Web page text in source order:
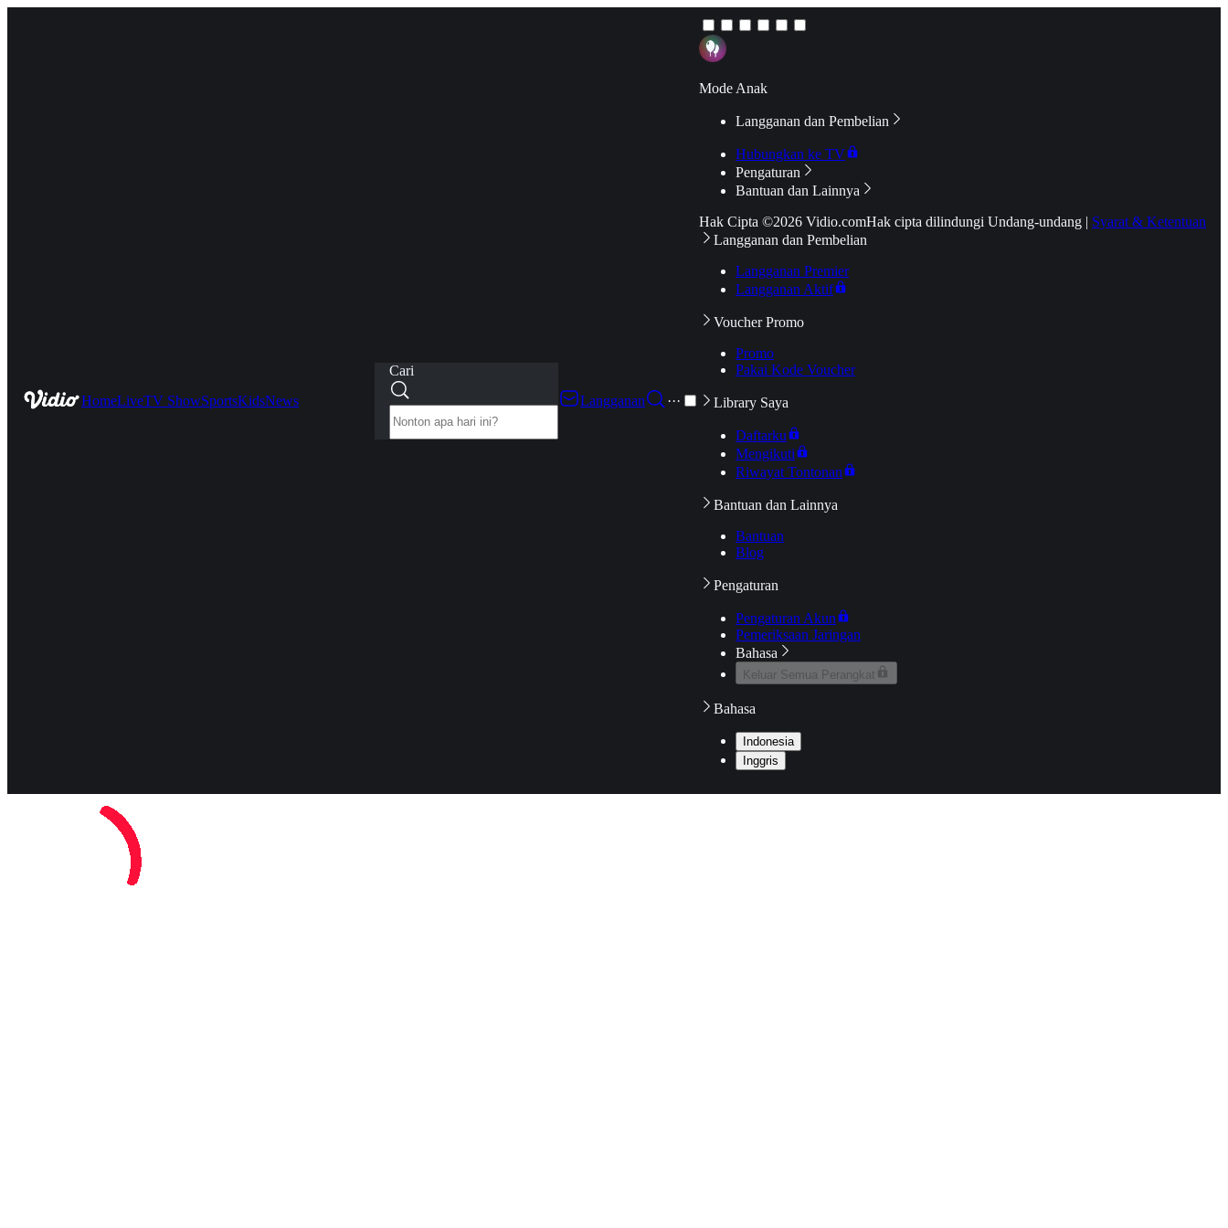
HomeLiveTV ShowSportsKidsNews
Cari
Langganan
···
Mode Anak
Langganan dan Pembelian
Hubungkan ke TV
Pengaturan
Bantuan dan Lainnya
Hak Cipta ©2026 Vidio.comHak cipta dilindungi Undang-undang | Syarat & Ketentuan
Langganan dan Pembelian
Langganan Premier
Langganan Aktif
Voucher Promo
Promo
Pakai Kode Voucher
Library Saya
Daftarku
Mengikuti
Riwayat Tontonan
Bantuan dan Lainnya
Bantuan
Blog
Pengaturan
Pengaturan Akun
Pemeriksaan Jaringan
Bahasa
Keluar Semua Perangkat
Bahasa
Indonesia
Inggris